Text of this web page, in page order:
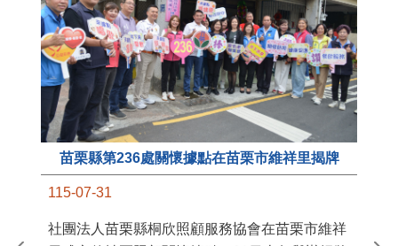
苗栗縣第236處關懷據點在苗栗市維祥里揭牌
115-07-31
社團法人苗栗縣桐欣照顧服務協會在苗栗市維祥